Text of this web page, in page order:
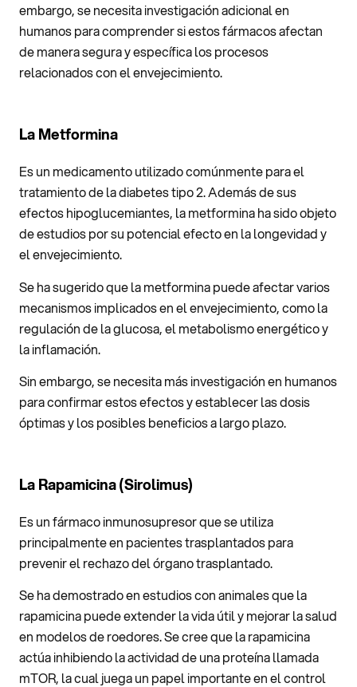
embargo, se necesita investigación adicional en
humanos para comprender si estos fármacos afectan
de manera segura y específica los procesos
relacionados con el envejecimiento.
La Metformina
Es un medicamento utilizado comúnmente para el
tratamiento de la diabetes tipo 2. Además de sus
efectos hipoglucemiantes, la metformina ha sido objeto
de estudios por su potencial efecto en la longevidad y
el envejecimiento.
Se ha sugerido que la metformina puede afectar varios
mecanismos implicados en el envejecimiento, como la
regulación de la glucosa, el metabolismo energético y
la inflamación.
Sin embargo, se necesita más investigación en humanos
para confirmar estos efectos y establecer las dosis
óptimas y los posibles beneficios a largo plazo.
La Rapamicina (Sirolimus)
Es un fármaco inmunosupresor que se utiliza
principalmente en pacientes trasplantados para
prevenir el rechazo del órgano trasplantado.
Se ha demostrado en estudios con animales que la
rapamicina puede extender la vida útil y mejorar la salud
en modelos de roedores. Se cree que la rapamicina
actúa inhibiendo la actividad de una proteína llamada
mTOR, la cual juega un papel importante en el control